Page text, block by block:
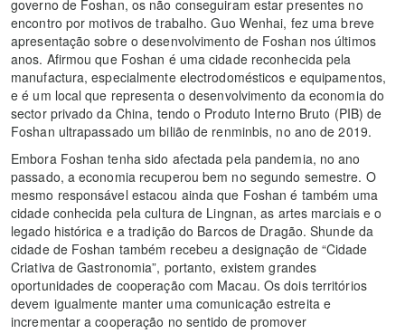
governo de Foshan, os não conseguiram estar presentes no
encontro por motivos de trabalho. Guo Wenhai, fez uma breve
apresentação sobre o desenvolvimento de Foshan nos últimos
anos. Afirmou que Foshan é uma cidade reconhecida pela
manufactura, especialmente electrodomésticos e equipamentos,
e é um local que representa o desenvolvimento da economia do
sector privado da China, tendo o Produto Interno Bruto (PIB) de
Foshan ultrapassado um bilião de renminbis, no ano de 2019.
Embora Foshan tenha sido afectada pela pandemia, no ano
passado, a economia recuperou bem no segundo semestre. O
mesmo responsável estacou ainda que Foshan é também uma
cidade conhecida pela cultura de Lingnan, as artes marciais e o
legado histórica e a tradição do Barcos de Dragão. Shunde da
cidade de Foshan também recebeu a designação de “Cidade
Criativa de Gastronomia”, portanto, existem grandes
oportunidades de cooperação com Macau. Os dois territórios
devem igualmente manter uma comunicação estreita e
incrementar a cooperação no sentido de promover